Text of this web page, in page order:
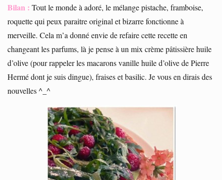
Bilan : Tout le monde à adoré, le mélange pistache, framboise,
roquette qui peux paraitre original et bizarre fonctionne à
merveille. Cela m’a donné envie de refaire cette recette en
changeant les parfums, là je pense à un mix crème pâtissière huile
d’olive (pour rappeler les macarons vanille huile d’olive de Pierre
Hermé dont je suis dingue), fraises et basilic. Je vous en dirais des
nouvelles ^_^